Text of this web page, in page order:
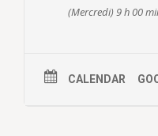
(Mercredi) 9 h 00
CALENDAR